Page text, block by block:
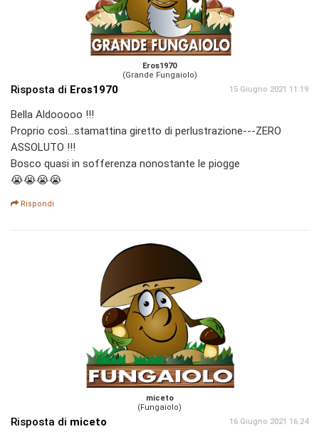
Eros1970
(Grande Fungaiolo)
Risposta di Eros1970 15 Giugno 2021 11:19
Bella Aldooooo !!!
Proprio così...stamattina giretto di perlustrazione---ZERO
ASSOLUTO !!!
Bosco quasi in sofferenza nonostante le piogge
😭😭😭😭
Rispondi
miceto
(Fungaiolo)
Risposta di miceto 16 Giugno 2021 16:24